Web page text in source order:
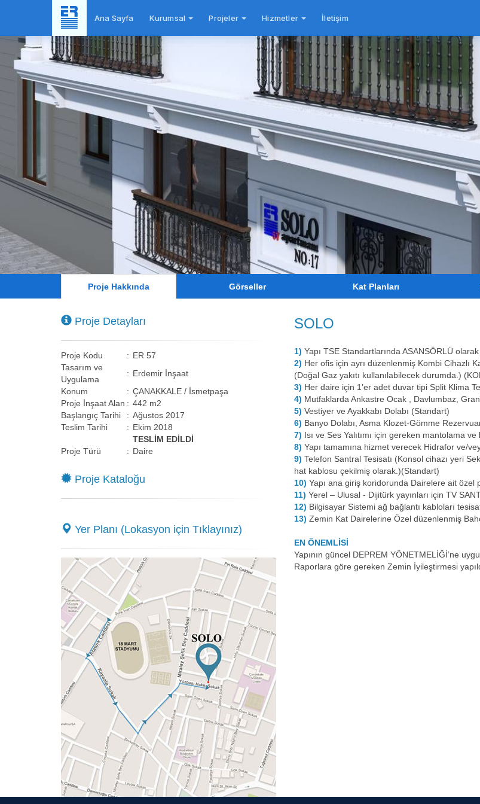
Ana Sayfa Kurumsal Projeler Hizmetler İletişim
Proje Hakkında Görseller Kat Planları
Proje Detayları
Proje Kodu : ER 57
Tasarım ve
Uygulama
: Erdemir İnşaat
Konum
: ÇANAKKALE / İsmetpaşa
Proje İnşaat Alan : 442 m2
Başlangıç Tarihi
: Ağustos 2017
Teslim Tarihi
: Ekim 2018
TESLİM EDİLDİ
Proje Türü
: Daire
Proje Kataloğu
Yer Planı (Lokasyon için Tıklayınız)
Planı
SOLO
1) Yapı TSE Standartlarında ASANSÖRLÜ olarak
2) Her ofis için ayrı düzenlenmiş Kombi Cihazlı
(Doğal Gaz yakıtı kullanılabilecek durumda.)
3) Her daire için 1’er adet duvar tipi Split Klima
4) Mutfaklarda Ankastre Ocak , Davlumbaz,
5) Vestiyer ve Ayakkabı Dolabı (Standart)
6) Banyo Dolabı, Asma Klozet-Gömme
7) Isı ve Ses Yalıtımı için gereken mantolama
8) Yapı tamamına hizmet verecek Hidrafor ve/
9) Telefon Santral Tesisatı (Konsol cihazı yeri
hat kablosu çekilmiş olarak.)(Standart)
10) Yapı ana giriş koridorunda Dairelere ait özel
11) Yerel – Ulusal - Dijitürk yayınları için TV
12) Bilgisayar Sistemi ağ bağlantı kabloları
13) Zemin Kat Dairelerine Özel düzenlenmiş
EN ÖNEMLİSİ
Yapının güncel DEPREM YÖNETMELİĞİ’ne
Raporlara göre gereken Zemin İyileştirmesi